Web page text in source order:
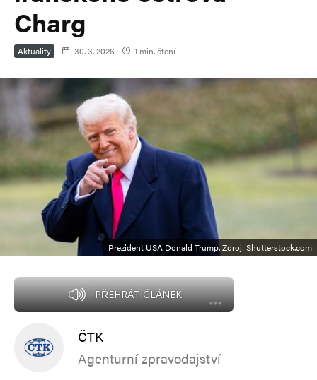
Charg
Aktuality 30. 3. 2026 1 min. čtení
Prezident USA Donald Trump. Zdroj: Shutterstock.com
PŘEHRÁT ČLÁNEK
ČTK
Agenturní zpravodajství